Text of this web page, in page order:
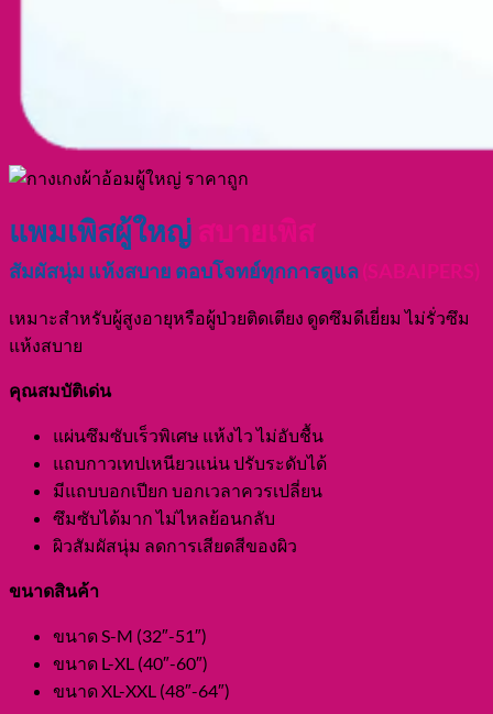
แพมเพิสผู้ใหญ่ สบายเพิส
สัมผัสนุ่ม แห้งสบาย ตอบโจทย์ทุกการดูแล(SABAIPERS)
เหมาะสำหรับผู้สูงอายุหรือผู้ป่วยติดเตียง ดูดซึมดีเยี่ยม ไม่รั่วซึม
แห้งสบาย
คุณสมบัติเด่น
แผ่นซึมซับเร็วพิเศษ แห้งไว ไม่อับชื้น
แถบกาวเทปเหนียวแน่น ปรับระดับได้
มีแถบบอกเปียก บอกเวลาควรเปลี่ยน
ซึมซับได้มาก ไม่ไหลย้อนกลับ
ผิวสัมผัสนุ่ม ลดการเสียดสีของผิว
ขนาดสินค้า
ขนาด S-M (32″-51″)
ขนาด L-XL (40″-60″)
ขนาด XL-XXL (48″-64″)